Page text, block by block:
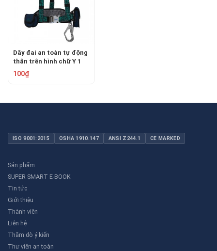
Dây đai an toàn tự động
thân trên hình chữ Y 1
móc COV CH-2000105-L
100₫
ISO 9001:2015 OSHA 1910.147 ANSI Z244.1 CE MARKED
Sản phẩm
SUPER SMART E-BOOK
Tin tức
Giới thiệu
Thành viên
Liên hệ
Thăm dò ý kiến
Thư viên an toàn